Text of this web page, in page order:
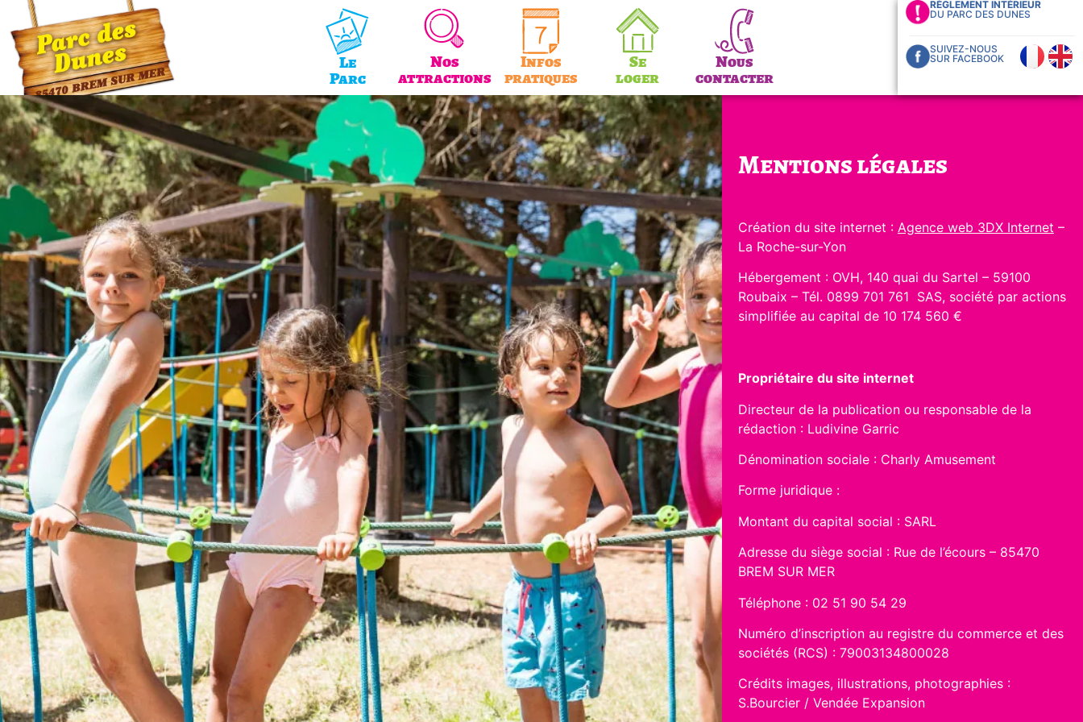
Le
Parc
Nos
attractions
Infos
pratiques
Se
loger
Nous
contacter
RÈGLEMENT INTÉRIEUR
DU PARC DES DUNES
SUIVEZ-NOUS
SUR FACEBOOK
Mentions légales
Création du site internet : Agence web 3DX Internet –
La Roche-sur-Yon
Hébergement : OVH, 140 quai du Sartel – 59100
Roubaix – Tél. 0899 701 761 SAS, société par actions
simplifiée au capital de 10 174 560 €
Propriétaire du site internet
Directeur de la publication ou responsable de la
rédaction : Ludivine Garric
Dénomination sociale : Charly Amusement
Forme juridique :
Montant du capital social : SARL
Adresse du siège social : Rue de l’écours – 85470
BREM SUR MER
Téléphone : 02 51 90 54 29
Numéro d’inscription au registre du commerce et des
sociétés (RCS) : 79003134800028
Crédits images, illustrations, photographies :
S.Bourcier / Vendée Expansion
Panneau de gestion des cookies